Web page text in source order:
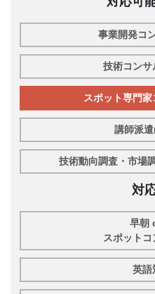
事業開発コ
技術コンサ
スポット専門
講師派
技術動向調査・市場
対
早朝
スポット
英語